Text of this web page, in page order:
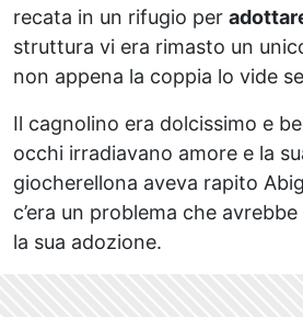
recata in un rifugio per
struttura vi era rimasto un
non appena la coppia lo vide
Il cagnolino era dolcissimo e
occhi irradiavano amore e la
giocherellona aveva rapito
c’era un problema che
la sua adozione.